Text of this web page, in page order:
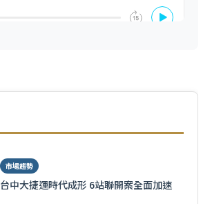
市場趨勢
台中大捷運時代成形 6站聯開案全面加速